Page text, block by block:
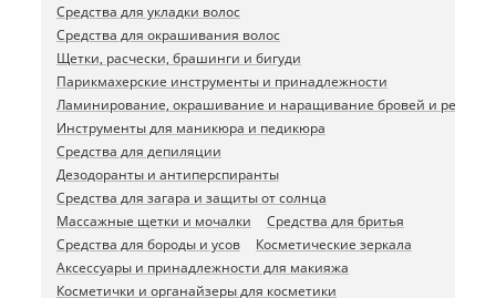
Средства для укладки волос
Средства для окрашивания волос
Щетки, расчески, брашинги и бигуди
Парикмахерские инструменты и принадлежности
Ламинирование, окрашивание и наращивание бровей и ресниц
Инструменты для маникюра и педикюра
Средства для депиляции
Дезодоранты и антиперспиранты
Средства для загара и защиты от солнца
Массажные щетки и мочалки
Средства для бритья
Средства для бороды и усов
Косметические зеркала
Аксессуары и принадлежности для макияжа
Косметички и органайзеры для косметики